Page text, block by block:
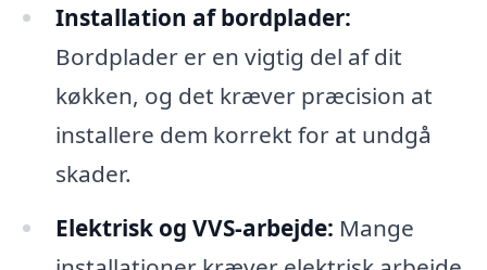
Installation af bordplader:
Bordplader er en vigtig del af dit
køkken, og det kræver præcision at
installere dem korrekt for at undgå
skader.
Elektrisk og VVS-arbejde: Mange